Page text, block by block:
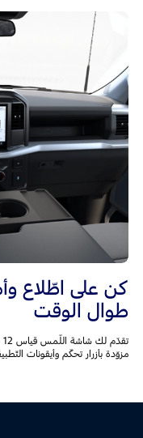
كن على اطّلاع
طوال الوقت
مزوّدة بأزرار تحكّم وأيقونات